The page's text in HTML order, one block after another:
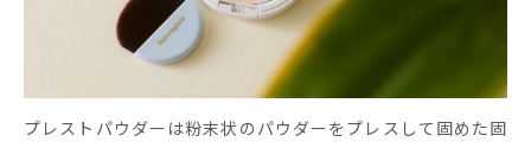
プレストパウダーは粉末状のパウダーをプレスして固めた固